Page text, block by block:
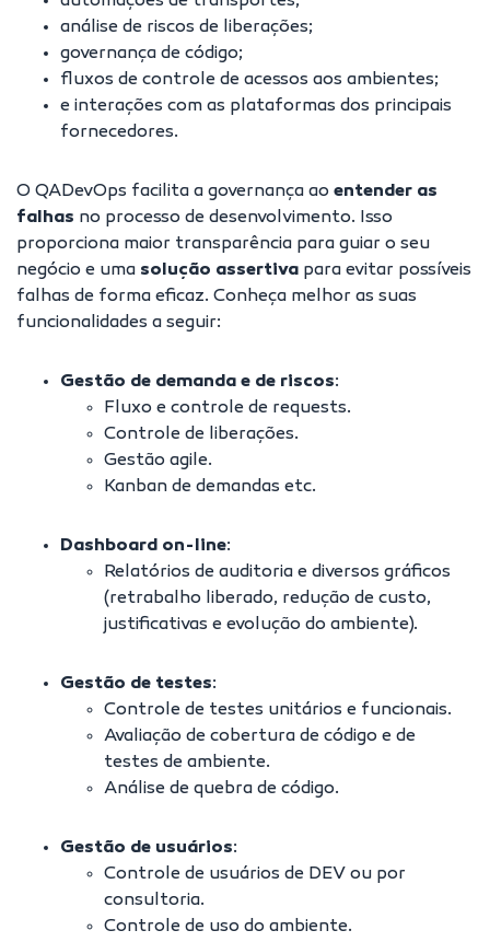
análise de riscos de liberações;
governança de código;
fluxos de controle de acessos aos ambientes;
e interações com as plataformas dos principais
fornecedores.
O QADevOps facilita a governança ao entender as
falhas no processo de desenvolvimento. Isso
proporciona maior transparência para guiar o seu
negócio e uma solução assertiva para evitar possíveis
falhas de forma eficaz. Conheça melhor as suas
funcionalidades a seguir:
Gestão de demanda e de riscos:
Fluxo e controle de requests.
Controle de liberações.
Gestão agile.
Kanban de demandas etc.
Dashboard on-line:
Relatórios de auditoria e diversos gráficos
(retrabalho liberado, redução de custo,
justificativas e evolução do ambiente).
Gestão de testes:
Controle de testes unitários e funcionais.
Avaliação de cobertura de código e de
testes de ambiente.
Análise de quebra de código.
Gestão de usuários:
Controle de usuários de DEV ou por
consultoria.
Controle de uso do ambiente.